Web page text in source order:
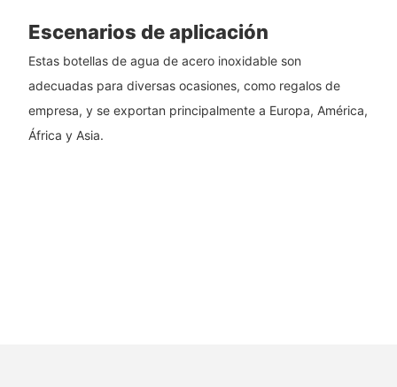
Escenarios de aplicación
Estas botellas de agua de acero inoxidable son
adecuadas para diversas ocasiones, como regalos de
empresa, y se exportan principalmente a Europa, América,
África y Asia.